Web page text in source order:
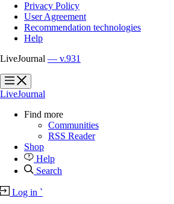
Privacy Policy
User Agreement
Recommendation technologies
Help
LiveJournal — v.931
?
?
LiveJournal
Find more
Communities
RSS Reader
Shop
Help
Search
Log in `